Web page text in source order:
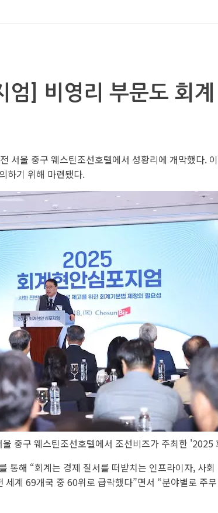
엄] 비영리 부문도 회
서울 중구 웨스틴조선호텔에서 성황리에 개막했다
하기 위해 마련됐다.
중구 웨스틴조선호텔에서 조선비즈가 주최한
통해 “회계는 경제 질서를 떠받치는 인프라이자, 사
세계 69개국 중 60위로 급락했다”면서 “분야별로